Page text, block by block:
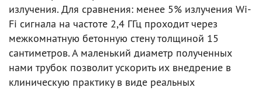
излучения. Для сравнения: менее 5% излучения Wi-
Fi сигнала на частоте 2,4 ГГц проходит через
межкомнатную бетонную стену толщиной 15
сантиметров. А маленький диаметр полученных
нами трубок позволит ускорить их внедрение в
клиническую практику в виде реальных